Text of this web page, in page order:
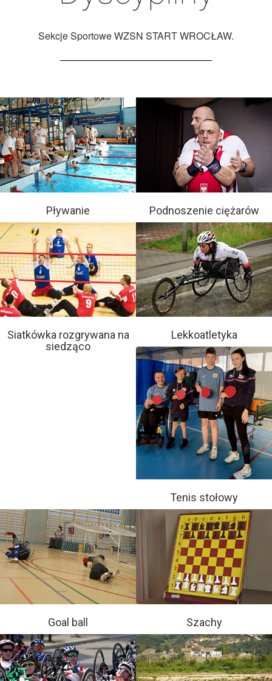
Sekcje Sportowe WZSN START WROCŁAW.
Pływanie Podnoszenie ciężarów
Siatkówka rozgrywana na
siedząco
Lekkoatletyka
Tenis stołowy
Goal ball Szachy